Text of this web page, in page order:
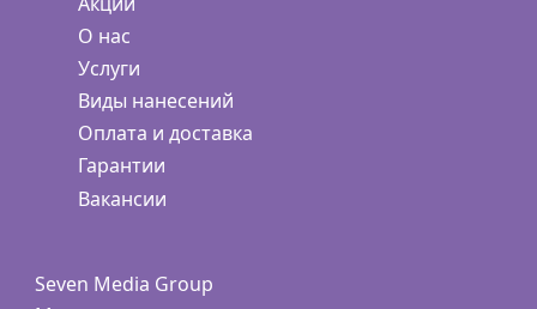
О нас
Услуги
Виды нанесений
Оплата и доставка
Гарантии
Вакансии
Seven Media Group